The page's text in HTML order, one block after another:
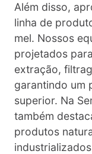
Além disso,
linha de
mel. Nossos
projetados
extração,
garantindo um
superior. Na
também
produtos